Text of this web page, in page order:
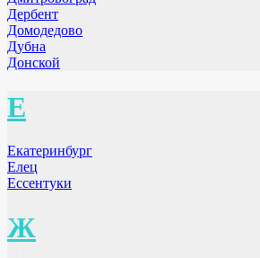
Дербент
Домодедово
Дубна
Донской
Е
Екатеринбург
Елец
Ессентуки
Ж